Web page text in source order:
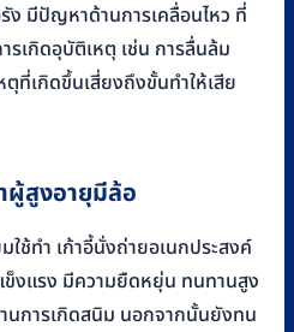
ง มีปัญหาด้านการเคลื่อนไหว ที่
เกิดอุบัติเหตุ เช่น การลื่นล้ม
ที่เกิดขึ้นเสี่ยงถึงขั้นทำให้เสีย
ผู้สูงอายุมีล้อ
ช้ทำ เก้าอี้นั่งถ่ายอเนกประสงค์
ข็งแรง มีความยืดหยุ่น ทนทานสูง
นการเกิดสนิม นอกจากนั้นยังทน